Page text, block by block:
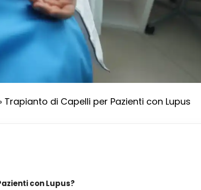
Trapianto di Capelli per Pazienti con Lupus
con Lupus?